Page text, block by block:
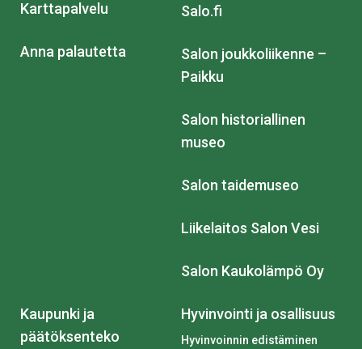
Karttapalvelu
Anna palautetta
Salo.fi
Salon joukkoliikenne –
Paikku
Salon historiallinen
museo
Salon taidemuseo
Liikelaitos Salon Vesi
Salon Kaukolämpö Oy
Kaupunki ja
päätöksenteko
Hyvinvointi ja osallisuus
Hyvinvoinnin edistäminen